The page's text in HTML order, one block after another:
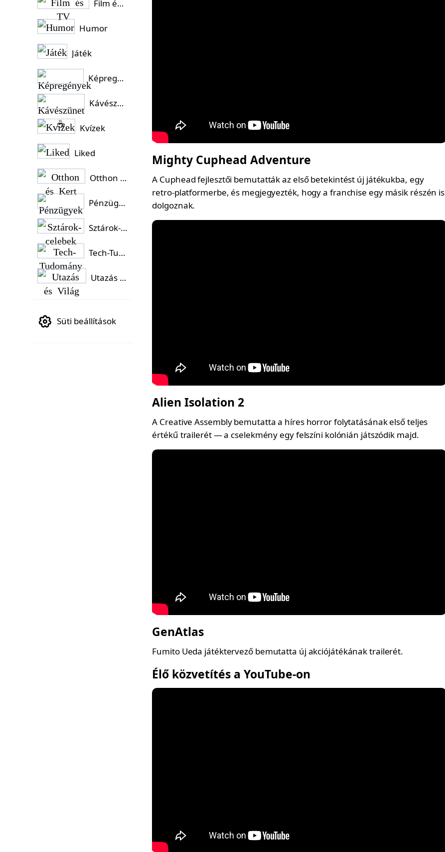
Mighty Cuphead Adventure
A Cuphead fejlesztői bemutatták az első betekintést új játékukba, egy
retro-platformerbe, és megjegyezték, hogy a franchise egy másik részén is
dolgoznak.
Alien Isolation 2
A Creative Assembly bemutatta a híres horror folytatásának első teljes
értékű trailerét — a cselekmény egy felszíni kolónián játszódik majd.
GenAtlas
Fumito Ueda játéktervező bemutatta új akciójátékának trailerét.
Élő közvetítés a YouTube-on
Film és TV
Humor
Játék
Képregények
Kávészünet ☕
Kvízek
Liked
Otthon és Kert
Pénzügyek
Sztárok-celebek
Tech-Tudomány
Utazás és Világ
Süti beállítások